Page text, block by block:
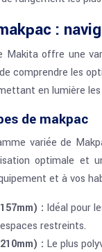
:
Makita offre une
comprendre les
en lumière
de makpac
variée de
optimale et
et à vos
: Idéal pour
restreints.
: Le plus